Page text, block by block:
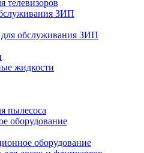
телевизоров
ЗИП
обслуживания ЗИП
жидкости
пылесоса
оборудование
оборудование